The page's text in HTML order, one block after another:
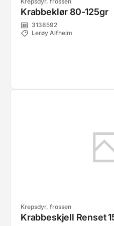
Krabbeklør 80-125gr
3138592
Lerøy Alfheim
Krepsdyr, frossen
Krabbeskjell Renset